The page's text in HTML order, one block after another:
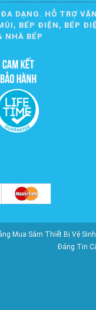
DẠNG. HỖ TRỢ
BẾP ĐIỆN, BẾP
NHÀ BẾP
Mua Sắm Thiết Bị Vệ
Đáng Tin